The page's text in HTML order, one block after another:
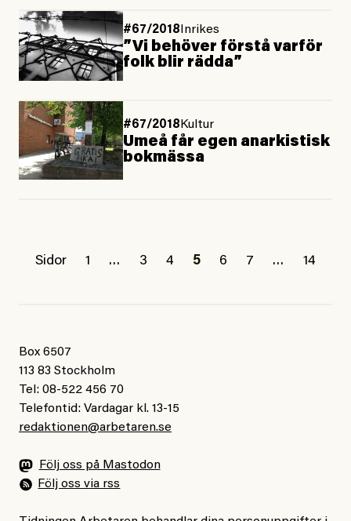
#67/2018 Inrikes
”Vi behöver förstå varför
folk blir rädda”
#67/2018 Kultur
Umeå får egen anarkistisk
bokmässa
Sidor 1 … 3 4 5 6 7 … 14
Box 6507
113 83 Stockholm
Tel: 08-522 456 70
Telefontid: Vardagar kl. 13-15
redaktionen@arbetaren.se
Följ oss på Mastodon
Följ oss via rss